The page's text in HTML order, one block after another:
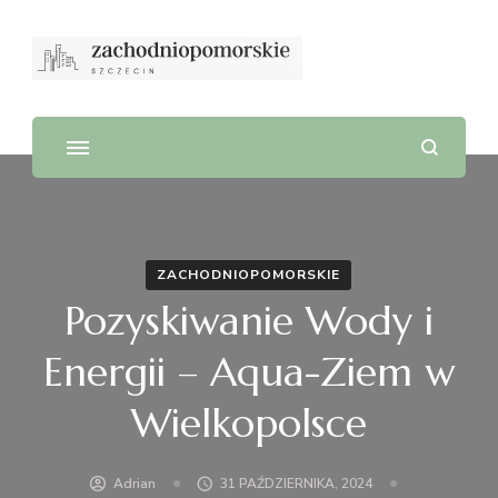
ZACHODNIOPOMORSKIE
Pozyskiwanie Wody i
Energii – Aqua-Ziem w
Wielkopolsce
Adrian
31 PAŹDZIERNIKA, 2024